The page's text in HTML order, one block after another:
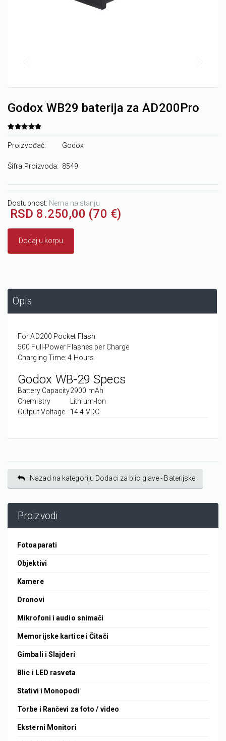
Godox WB29 baterija za AD200Pro
Proizvođač: Godox
Šifra Proizvoda: 8549
Dostupnost: Nema na stanju
RSD 8.250,00 (70 €)
Dodaj u korpu
Opis
For AD200 Pocket Flash
500 Full-Power Flashes per Charge
Charging Time: 4 Hours
Godox WB-29 Specs
Battery Capacity2900 mAh
Chemistry
Lithium-Ion
Output Voltage
14.4 VDC
Nazad na kategoriju Dodaci za blic glave - Baterijske
Proizvodi
Fotoaparati
Objektivi
Kamere
Dronovi
Mikrofoni i audio snimači
Memorijske kartice i Čitači
Gimbali i Slajderi
Blic i LED rasveta
Stativi i Monopodi
Torbe i Rančevi za foto / video
Eksterni Monitori